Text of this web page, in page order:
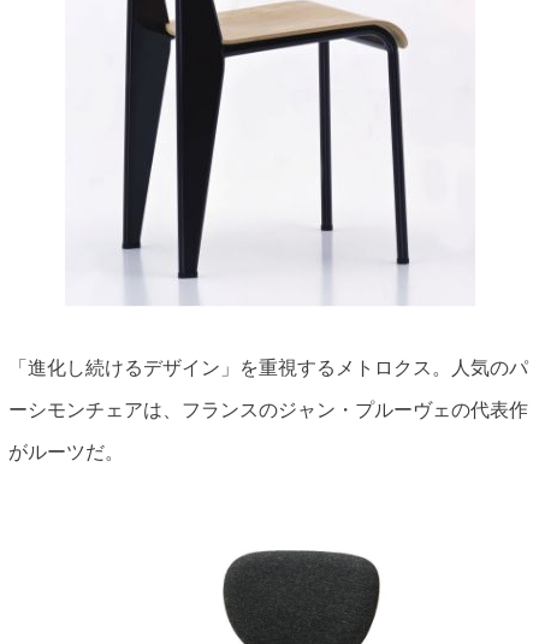
「進化し続けるデザイン」を重視するメトロクス。人気のパ
ーシモンチェアは、フランスのジャン・プルーヴェの代表作
がルーツだ。